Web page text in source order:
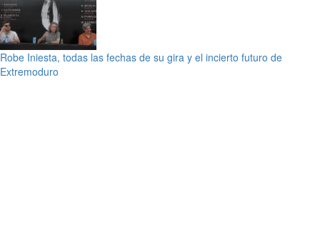
Robe Iniesta, todas las fechas de su gira y el incierto futuro de
Extremoduro